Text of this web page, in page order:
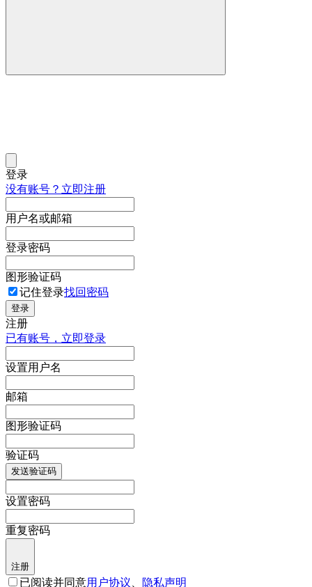
登录
没有账号？立即注册
用户名或邮箱
登录密码
图形验证码
记住登录找回密码
登录
注册
已有账号，立即登录
设置用户名
邮箱
图形验证码
验证码
发送验证码
设置密码
重复密码
注册
已阅读并同意用户协议 隐私声明